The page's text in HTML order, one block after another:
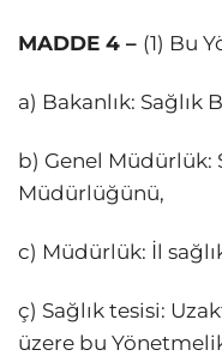
MADDE 4 – (1) Bu
a) Bakanlık: Sağlık
b) Genel Müdürlük:
Müdürlüğünü,
c) Müdürlük: İl
ç) Sağlık tesisi:
üzere bu